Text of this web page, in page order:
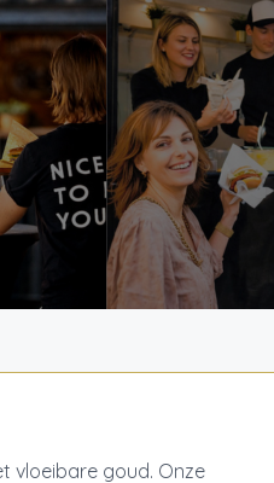
vloeibare goud. Onze